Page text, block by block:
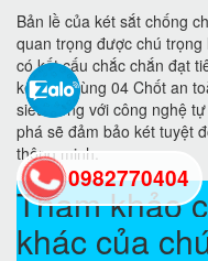
Bản lề của két sắt chống
quan trọng được chú
có kết cấu chắc chắn đạt
kết hợp cùng 04 Chốt an
siêu cứng với công nghệ
phá sẽ đảm bảo két tuyệt
thông minh.
Tham khảo
khác của
0982770404